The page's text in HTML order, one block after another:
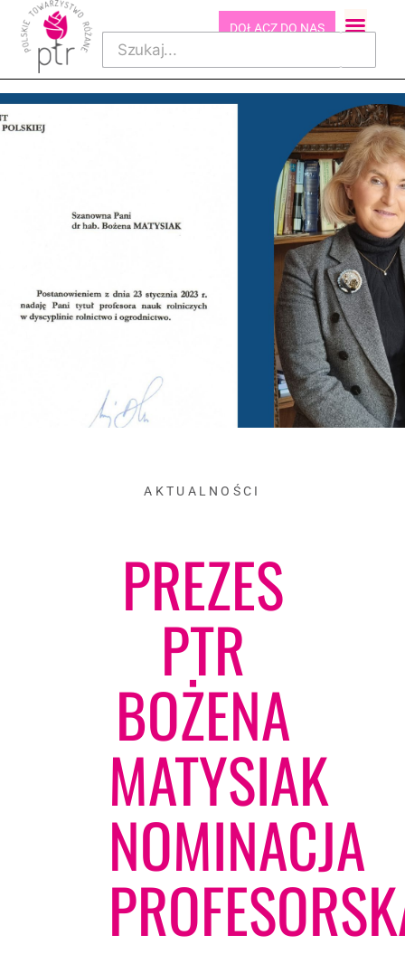
DOŁĄCZ DO NAS
AKTUALNOŚCI
PREZES
PTR
BOŻENA
MATYSIAK
NOMINACJA